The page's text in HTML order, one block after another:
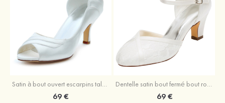
Satin à bout ouvert escarpins talon stiletto mariage chaussures
69 €
Dentelle satin bout fermé bout rond talon bottier chaussures de mariage
69 €